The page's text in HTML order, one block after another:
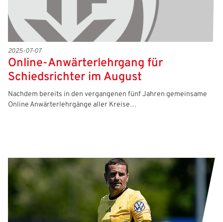
2025-07-07
Online-Anwärterlehrgang für
Schiedsrichter im August
Nachdem bereits in den vergangenen fünf Jahren gemeinsame
Online Anwärterlehrgänge aller Kreise…